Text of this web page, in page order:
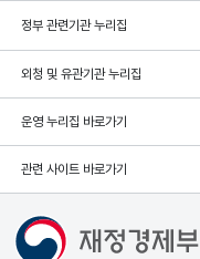
정부 관련기관 누리집
외청 및 유관기관 누리집
운영 누리집 바로가기
관련 사이트 바로가기